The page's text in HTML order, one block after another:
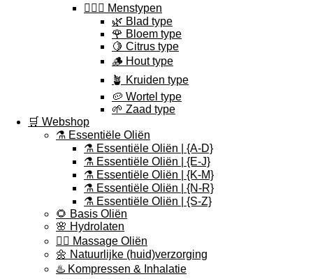
🕵🏽‍♀️ Menstypen
🌿 Blad type
🌹 Bloem type
🍋 Citrus type
🪵 Hout type
🪴 Kruiden type
🥔 Wortel type
🌱 Zaad type
🛒 Webshop
⚗️ Essentiële Oliën
⚗️ Essentiële Oliën | {A-D}
⚗️ Essentiële Oliën | {E-J}
⚗️ Essentiële Oliën | {K-M}
⚗️ Essentiële Oliën | {N-R}
⚗️ Essentiële Oliën | {S-Z}
🌻 Basis Oliën
🌸 Hydrolaten
💆‍♀️ Massage Oliën
🌼 Natuurlijke (huid)verzorging
♨️ Kompressen & Inhalatie